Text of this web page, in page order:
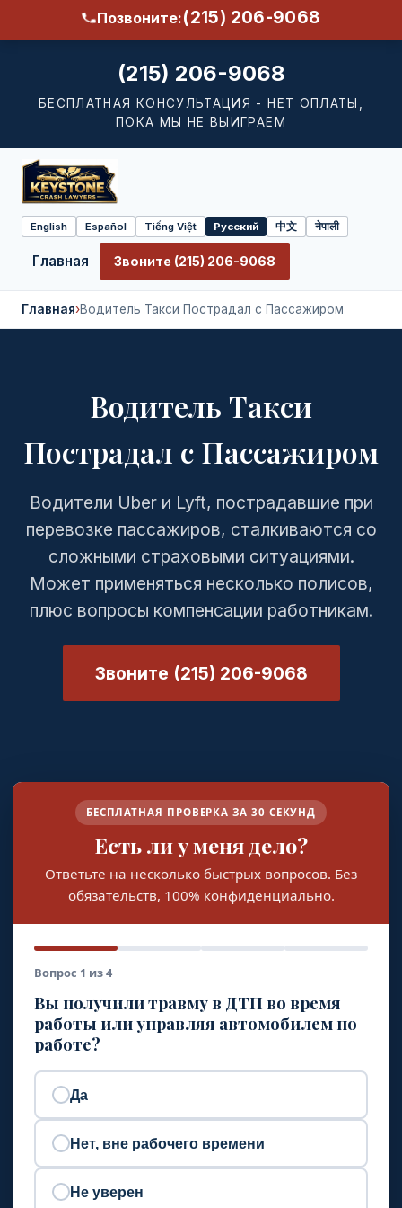
Позвоните:(215) 206-9068
(215) 206-9068
БЕСПЛАТНАЯ КОНСУЛЬТАЦИЯ - НЕТ ОПЛАТЫ,
ПОКА МЫ НЕ ВЫИГРАЕМ
Select
language
English Español Tiếng Việt Русский 中文 नेपाली
Главная Звоните (215) 206-9068
Главная›Водитель Такси Пострадал с Пассажиром
Водитель Такси
Пострадал с Пассажиром
Водители Uber и Lyft, пострадавшие при
перевозке пассажиров, сталкиваются со
сложными страховыми ситуациями.
Может применяться несколько полисов,
плюс вопросы компенсации работникам.
Звоните (215) 206-9068
БЕСПЛАТНАЯ ПРОВЕРКА ЗА 30 СЕКУНД
Есть ли у меня дело?
Ответьте на несколько быстрых вопросов. Без
обязательств, 100% конфиденциально.
Вопрос 1 из 4
Вы получили травму в ДТП во время
работы или управляя автомобилем по
работе?
Да
Нет, вне рабочего времени
Не уверен